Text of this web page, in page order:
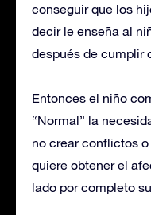
conseguir que los
decir le enseña al
después de cumplir
Entonces el niño
“Normal” la
no crear conflictos
quiere obtener el
lado por completo